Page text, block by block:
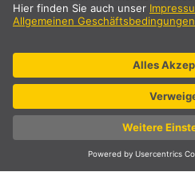
* Alle Preisangaben netto,
** Die angegebenen Werte sind
beziehen sich auf
Festland und sofern der
Sperrgutartikel, wie Profile und
längere
© SLV Germany 2026.